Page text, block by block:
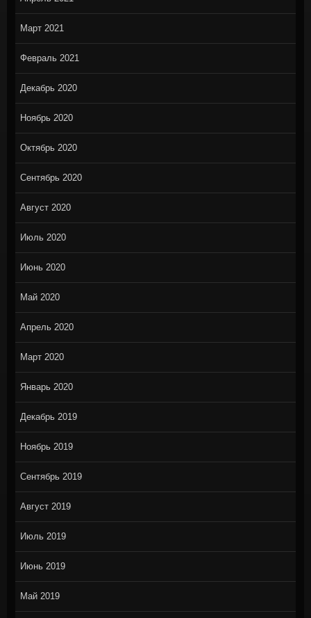
Март 2021
Февраль 2021
Декабрь 2020
Ноябрь 2020
Октябрь 2020
Сентябрь 2020
Август 2020
Июль 2020
Июнь 2020
Май 2020
Апрель 2020
Март 2020
Январь 2020
Декабрь 2019
Ноябрь 2019
Сентябрь 2019
Август 2019
Июль 2019
Июнь 2019
Май 2019